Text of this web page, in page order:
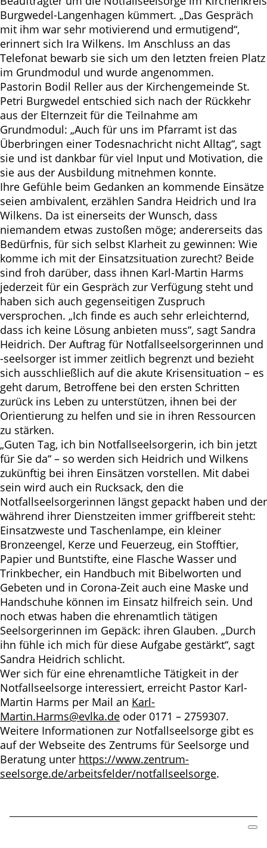
Burgwedel-Langenhagen kümmert. „Das Gespräch
mit ihm war sehr motivierend und ermutigend“,
erinnert sich Ira Wilkens. Im Anschluss an das
Telefonat bewarb sie sich um den letzten freien Platz
im Grundmodul und wurde angenommen.
Pastorin Bodil Reller aus der Kirchengemeinde St.
Petri Burgwedel entschied sich nach der Rückkehr
aus der Elternzeit für die Teilnahme am
Grundmodul: „Auch für uns im Pfarramt ist das
Überbringen einer Todesnachricht nicht Alltag“, sagt
sie und ist dankbar für viel Input und Motivation, die
sie aus der Ausbildung mitnehmen konnte.
Ihre Gefühle beim Gedanken an kommende Einsätze
seien ambivalent, erzählen Sandra Heidrich und Ira
Wilkens. Da ist einerseits der Wunsch, dass
niemandem etwas zustoßen möge; andererseits das
Bedürfnis, für sich selbst Klarheit zu gewinnen: Wie
komme ich mit der Einsatzsituation zurecht? Beide
sind froh darüber, dass ihnen Karl-Martin Harms
jederzeit für ein Gespräch zur Verfügung steht und
haben sich auch gegenseitigen Zuspruch
versprochen. „Ich finde es auch sehr erleichternd,
dass ich keine Lösung anbieten muss“, sagt Sandra
Heidrich. Der Auftrag für Notfallseelsorgerinnen und
-seelsorger ist immer zeitlich begrenzt und bezieht
sich ausschließlich auf die akute Krisensituation – es
geht darum, Betroffene bei den ersten Schritten
zurück ins Leben zu unterstützen, ihnen bei der
Orientierung zu helfen und sie in ihren Ressourcen
zu stärken.
„Guten Tag, ich bin Notfallseelsorgerin, ich bin jetzt
für Sie da“ – so werden sich Heidrich und Wilkens
zukünftig bei ihren Einsätzen vorstellen. Mit dabei
sein wird auch ein Rucksack, den die
Notfallseelsorgerinnen längst gepackt haben und der
während ihrer Dienstzeiten immer griffbereit steht:
Einsatzweste und Taschenlampe, ein kleiner
Bronzeengel, Kerze und Feuerzeug, ein Stofftier,
Papier und Buntstifte, eine Flasche Wasser und
Trinkbecher, ein Handbuch mit Bibelworten und
Gebeten und in Corona-Zeit auch eine Maske und
Handschuhe können im Einsatz hilfreich sein. Und
noch etwas haben die ehrenamtlich tätigen
Seelsorgerinnen im Gepäck: ihren Glauben. „Durch
ihn fühle ich mich für diese Aufgabe gestärkt“, sagt
Sandra Heidrich schlicht.
Wer sich für eine ehrenamtliche Tätigkeit in der
Notfallseelsorge interessiert, erreicht Pastor Karl-
Martin Harms per Mail an Karl-
Martin.Harms@evlka.de oder 0171 – 2759307.
Weitere Informationen zur Notfallseelsorge gibt es
auf der Webseite des Zentrums für Seelsorge und
Beratung unter https://www.zentrum-
seelsorge.de/arbeitsfelder/notfallseelsorge.